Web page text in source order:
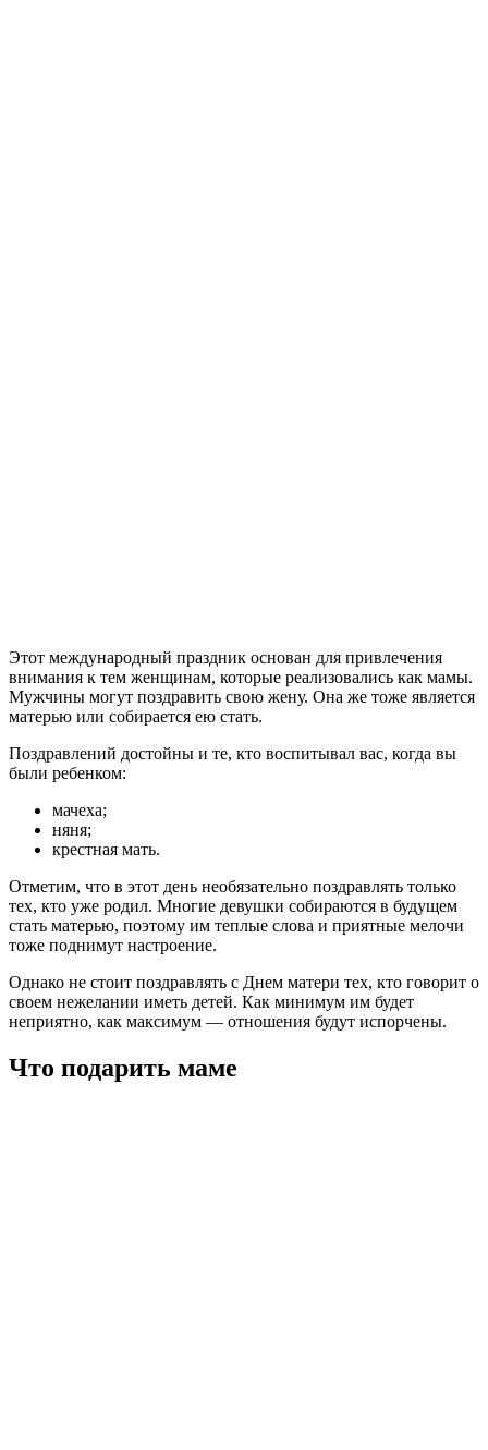
Этот международный праздник основан для привлечения
внимания к тем женщинам, которые реализовались как мамы.
Мужчины могут поздравить свою жену. Она же тоже является
матерью или собирается ею стать.
Поздравлений достойны и те, кто воспитывал вас, когда вы
были ребенком:
мачеха;
няня;
крестная мать.
Отметим, что в этот день необязательно поздравлять только
тех, кто уже родил. Многие девушки собираются в будущем
стать матерью, поэтому им теплые слова и приятные мелочи
тоже поднимут настроение.
Однако не стоит поздравлять с Днем матери тех, кто говорит о
своем нежелании иметь детей. Как минимум им будет
неприятно, как максимум ― отношения будут испорчены.
Что подарить маме